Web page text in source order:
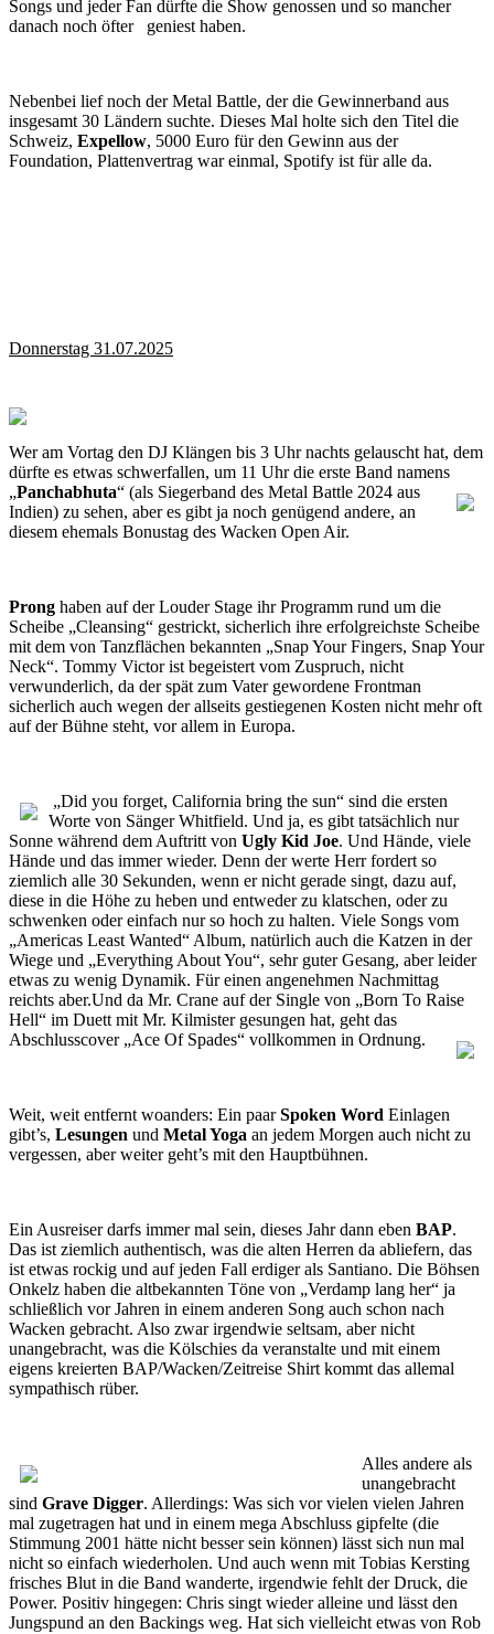
Songs und jeder Fan dürfte die Show genossen und so mancher
danach noch öfter geniest haben.
Nebenbei lief noch der Metal Battle, der die Gewinnerband aus
insgesamt 30 Ländern suchte. Dieses Mal holte sich den Titel die
Schweiz, Expellow, 5000 Euro für den Gewinn aus der
Foundation, Plattenvertrag war einmal, Spotify ist für alle da.
Donnerstag 31.07.2025
Wer am Vortag den DJ Klängen bis 3 Uhr nachts gelauscht hat, dem
dürfte es etwas schwerfallen, um 11 Uhr die erste Band namens
„Panchabhuta“ (als Siegerband des Metal Battle 2024 aus
Indien) zu sehen, aber es gibt ja noch genügend andere, an
diesem ehemals Bonustag des Wacken Open Air.
Prong haben auf der Louder Stage ihr Programm rund um die
Scheibe „Cleansing“ gestrickt, sicherlich ihre erfolgreichste Scheibe
mit dem von Tanzflächen bekannten „Snap Your Fingers, Snap Your
Neck“. Tommy Victor ist begeistert vom Zuspruch, nicht
verwunderlich, da der spät zum Vater gewordene Frontman
sicherlich auch wegen der allseits gestiegenen Kosten nicht mehr oft
auf der Bühne steht, vor allem in Europa.
„Did you forget, California bring the sun“ sind die ersten
Worte von Sänger Whitfield. Und ja, es gibt tatsächlich nur
Sonne während dem Auftritt von Ugly Kid Joe. Und Hände, viele
Hände und das immer wieder. Denn der werte Herr fordert so
ziemlich alle 30 Sekunden, wenn er nicht gerade singt, dazu auf,
diese in die Höhe zu heben und entweder zu klatschen, oder zu
schwenken oder einfach nur so hoch zu halten. Viele Songs vom
„Americas Least Wanted“ Album, natürlich auch die Katzen in der
Wiege und „Everything About You“, sehr guter Gesang, aber leider
etwas zu wenig Dynamik. Für einen angenehmen Nachmittag
reichts aber.Und da Mr. Crane auf der Single von „Born To Raise
Hell“ im Duett mit Mr. Kilmister gesungen hat, geht das
Abschlusscover „Ace Of Spades“ vollkommen in Ordnung.
Weit, weit entfernt woanders: Ein paarSpoken Word Einlagen
gibt’s, Lesungen und Metal Yoga an jedem Morgen auch nicht zu
vergessen, aber weiter geht’s mit den Hauptbühnen.
Ein Ausreiser darfs immer mal sein, dieses Jahr dann eben BAP.
Das ist ziemlich authentisch, was die alten Herren da abliefern, das
ist etwas rockig und auf jeden Fall erdiger als Santiano. Die Böhsen
Onkelz haben die altbekannten Töne von „Verdamp lang her“ ja
schließlich vor Jahren in einem anderen Song auch schon nach
Wacken gebracht. Also zwar irgendwie seltsam, aber nicht
unangebracht, was die Kölschies da veranstalte und mit einem
eigens kreierten BAP/Wacken/Zeitreise Shirt kommt das allemal
sympathisch rüber.
Alles andere als
unangebracht
sind Grave Digger. Allerdings: Was sich vor vielen vielen Jahren
mal zugetragen hat und in einem mega Abschluss gipfelte (die
Stimmung 2001 hätte nicht besser sein können) lässt sich nun mal
nicht so einfach wiederholen. Und auch wenn mit Tobias Kersting
frisches Blut in die Band wanderte, irgendwie fehlt der Druck, die
Power. Positiv hingegen: Chris singt wieder alleine und lässt den
Jungspund an den Backings weg. Hat sich vielleicht etwas von Rob